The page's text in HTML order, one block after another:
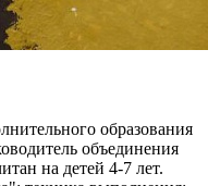
образования
объединения
на детей 4-7 лет.